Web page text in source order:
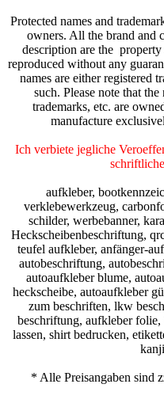
Protected names and
owners. All the brand and
description are the
reproduced without any
names are either registered
such. Please note that
trademarks, etc. are
manufacture
Ich verbiete jegliche
aufkleber,
verklebewerkzeug,
schilder, werbebanner,
Heckscheibenbeschriftung,
teufel aufkleber, anfänger-
autobeschriftung,
autoaufkleber blume,
heckscheibe, autoaufkleber
zum beschriften, lkw
beschriftung, aufkleber
lassen, shirt bedrucken,
* Alle Preisangaben sind